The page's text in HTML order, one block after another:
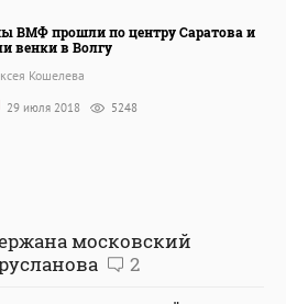
ВМФ прошли по центру Саратова и
венки в Волгу
Кошелева
29 июля 2018 5248
московский
2